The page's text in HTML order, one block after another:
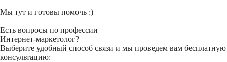
Мы тут и готовы помочь :)
Есть вопросы по профессии
Интернет-маркетолог?
Выберите удобный способ связи и мы проведем вам бесплатную
консультацию: